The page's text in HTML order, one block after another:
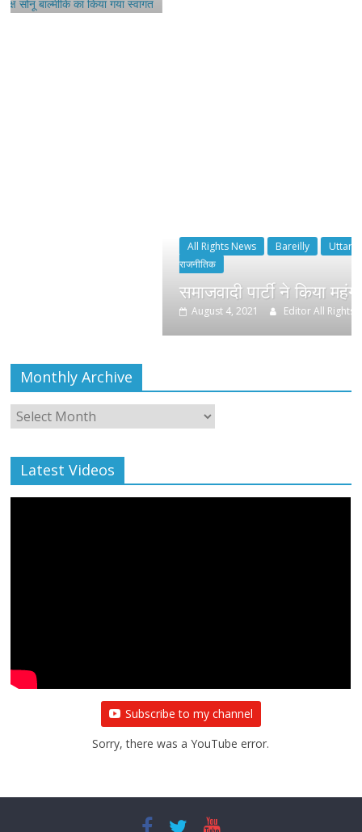
Bareilly Uttar Pradesh राजनीति
हॉट
समाजवादी पार्टी ने किया महंगाई के खिलाफ
Editor All Rights
Monthly Archive
Monthly
Archive
Latest Videos
Subscribe to my channel
Sorry, there was a YouTube error.